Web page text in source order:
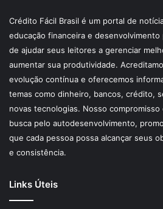
Crédito Fácil Brasil é um portal de
educação financeira e
de ajudar seus leitores a gerenciar
aumentar sua produtividade.
evolução contínua e oferecemos
temas como dinheiro, bancos, crédito,
novas tecnologias. Nosso
busca pelo autodesenvolvimento,
que cada pessoa possa alcançar seus
e consistência.
Links Úteis